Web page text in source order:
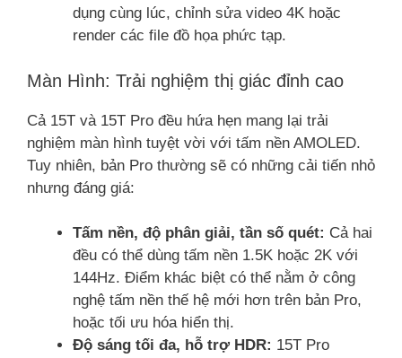
dụng cùng lúc, chỉnh sửa video 4K hoặc
render các file đồ họa phức tạp.
Màn Hình: Trải nghiệm thị giác đỉnh cao
Cả 15T và 15T Pro đều hứa hẹn mang lại trải
nghiệm màn hình tuyệt vời với tấm nền AMOLED.
Tuy nhiên, bản Pro thường sẽ có những cải tiến nhỏ
nhưng đáng giá:
Tấm nền, độ phân giải, tần số quét: Cả hai
đều có thể dùng tấm nền 1.5K hoặc 2K với
144Hz. Điểm khác biệt có thể nằm ở công
nghệ tấm nền thế hệ mới hơn trên bản Pro,
hoặc tối ưu hóa hiển thị.
Độ sáng tối đa, hỗ trợ HDR: 15T Pro